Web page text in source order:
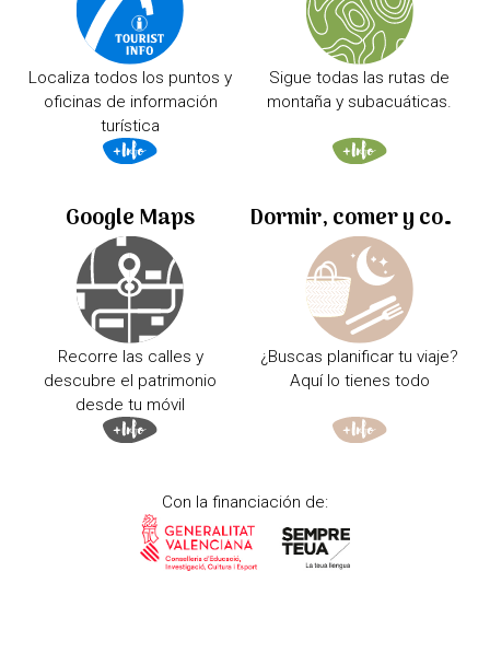
Localiza todos los puntos y
oficinas de información
turística
Sigue todas las rutas de
montaña y subacuáticas.
Google Maps
Recorre las calles y
descubre el patrimonio
desde tu móvil
Dormir, comer y comprar
¿Buscas planificar tu viaje?
Aquí lo tienes todo
Con la financiación de: